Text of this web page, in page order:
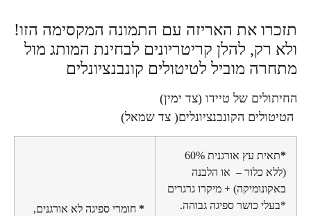
את האריזה עם התמונה המקסימה הזו!
להלן קריטריונים לבחינת המותג מול
מוביל לטיטולים קונבנציונלים
של טיידו (צד ימין)
הקונבנציונלים( צד שמאל)
תאית עץ אורגנית 60%
כלור – או הלבנה
+ מיקרו גרגרים
כושר ספיגה גבוהה.
*
חומרי ספיגה לא אורגנים,